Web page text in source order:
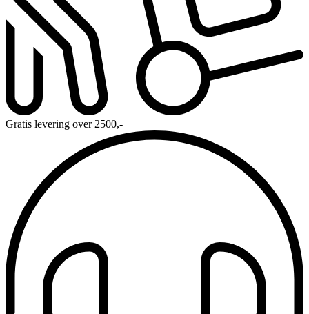
Gratis levering over 2500,-